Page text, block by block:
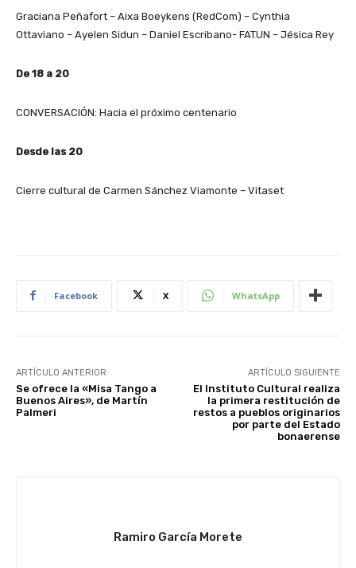
Graciana Peñafort – Aixa Boeykens (RedCom) – Cynthia
Ottaviano – Ayelen Sidun – Daniel Escribano- FATUN – Jésica Rey
De 18 a 20
CONVERSACIÓN: Hacia el próximo centenario
Desde las 20
Cierre cultural de Carmen Sánchez Viamonte – Vitaset
Facebook X WhatsApp
ARTÍCULO ANTERIOR
Se ofrece la «Misa Tango a
Buenos Aires», de Martín
Palmeri
ARTÍCULO SIGUIENTE
El Instituto Cultural realiza
la primera restitución de
restos a pueblos originarios
por parte del Estado
bonaerense
Ramiro García Morete